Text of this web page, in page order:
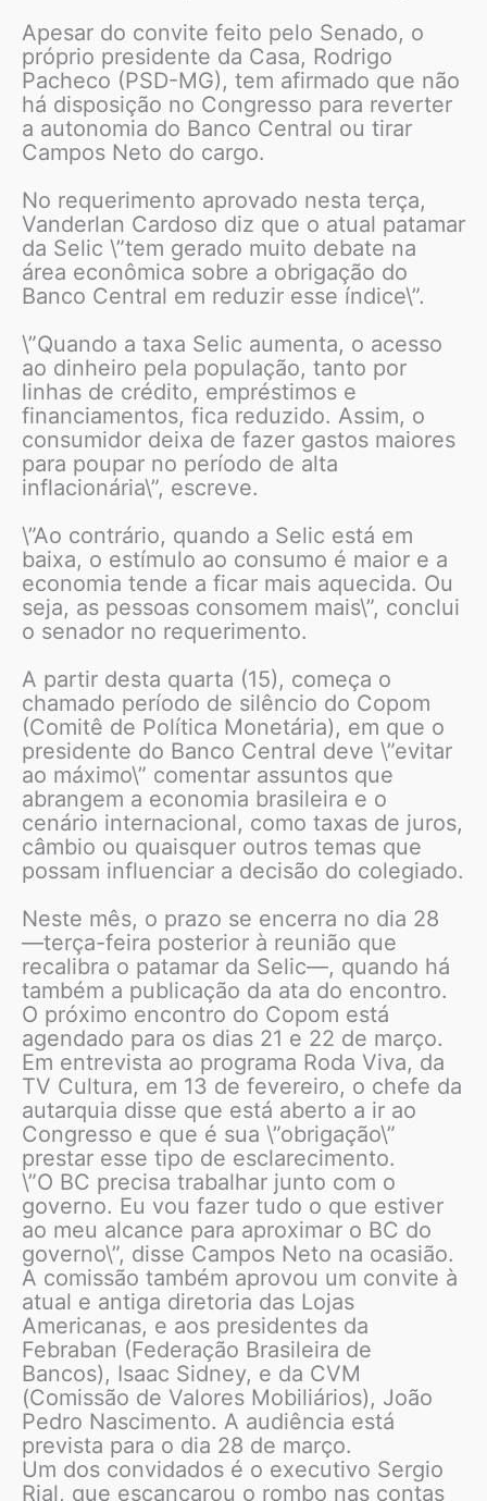
Apesar do convite feito pelo Senado, o
próprio presidente da Casa, Rodrigo
Pacheco (PSD-MG), tem afirmado que não
há disposição no Congresso para reverter
a autonomia do Banco Central ou tirar
Campos Neto do cargo.
No requerimento aprovado nesta terça,
Vanderlan Cardoso diz que o atual patamar
da Selic \”tem gerado muito debate na
área econômica sobre a obrigação do
Banco Central em reduzir esse índice\”.
\”Quando a taxa Selic aumenta, o acesso
ao dinheiro pela população, tanto por
linhas de crédito, empréstimos e
financiamentos, fica reduzido. Assim, o
consumidor deixa de fazer gastos maiores
para poupar no período de alta
inflacionária\”, escreve.
\”Ao contrário, quando a Selic está em
baixa, o estímulo ao consumo é maior e a
economia tende a ficar mais aquecida. Ou
seja, as pessoas consomem mais\”, conclui
o senador no requerimento.
A partir desta quarta (15), começa o
chamado período de silêncio do Copom
(Comitê de Política Monetária), em que o
presidente do Banco Central deve \”evitar
ao máximo\” comentar assuntos que
abrangem a economia brasileira e o
cenário internacional, como taxas de juros,
câmbio ou quaisquer outros temas que
possam influenciar a decisão do colegiado.
Neste mês, o prazo se encerra no dia 28
—terça-feira posterior à reunião que
recalibra o patamar da Selic—, quando há
também a publicação da ata do encontro.
O próximo encontro do Copom está
agendado para os dias 21 e 22 de março.
Em entrevista ao programa Roda Viva, da
TV Cultura, em 13 de fevereiro, o chefe da
autarquia disse que está aberto a ir ao
Congresso e que é sua \”obrigação\”
prestar esse tipo de esclarecimento.
\”O BC precisa trabalhar junto com o
governo. Eu vou fazer tudo o que estiver
ao meu alcance para aproximar o BC do
governo\”, disse Campos Neto na ocasião.
A comissão também aprovou um convite à
atual e antiga diretoria das Lojas
Americanas, e aos presidentes da
Febraban (Federação Brasileira de
Bancos), Isaac Sidney, e da CVM
(Comissão de Valores Mobiliários), João
Pedro Nascimento. A audiência está
prevista para o dia 28 de março.
Um dos convidados é o executivo Sergio
Rial, que escancarou o rombo nas contas